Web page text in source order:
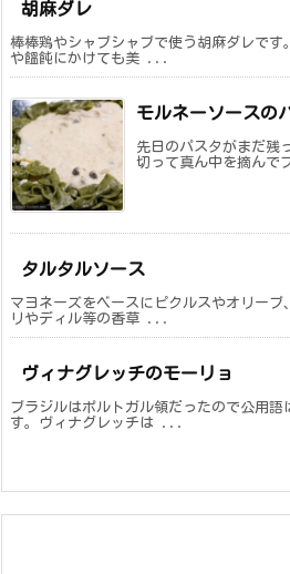
胡麻ダレ
棒棒鶏やシャブシャブで使う胡麻ダレです
や饂飩にかけても美 ...
モルネーソースの
先日のパスタがまだ残
切って真ん中を摘ん
タルタルソース
マヨネーズをベースにピクルスやオリーブ
リやディル等の香草 ...
ヴィナグレッチのモーリョ
ブラジルはポルトガル領だったので公用語
す。ヴィナグレッチは ...